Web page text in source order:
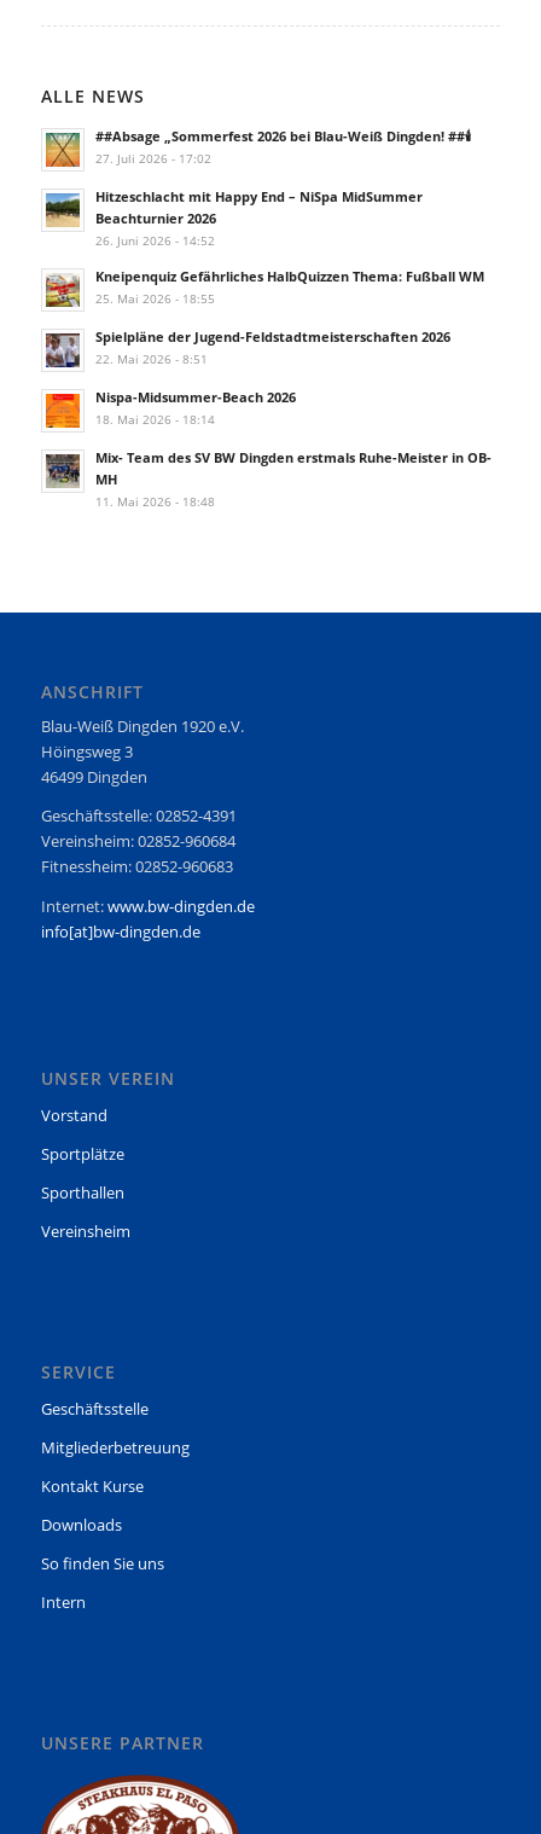
ALLE NEWS
##Absage „Sommerfest 2026 bei Blau-Weiß Dingden! ##🕯️
27. Juli 2026 - 17:02
Hitzeschlacht mit Happy End – NiSpa MidSummer
Beachturnier 2026
26. Juni 2026 - 14:52
Kneipenquiz Gefährliches HalbQuizzen Thema: Fußball WM
25. Mai 2026 - 18:55
Spielpläne der Jugend-Feldstadtmeisterschaften 2026
22. Mai 2026 - 8:51
Nispa-Midsummer-Beach 2026
18. Mai 2026 - 18:14
Mix- Team des SV BW Dingden erstmals Ruhe-Meister in OB-
MH
11. Mai 2026 - 18:48
ANSCHRIFT
Blau-Weiß Dingden 1920 e.V.
Höingsweg 3
46499 Dingden
Geschäftsstelle: 02852-4391
Vereinsheim: 02852-960684
Fitnessheim: 02852-960683
Internet:www.bw-dingden.de
info[at]bw-dingden.de
UNSER VEREIN
Vorstand
Sportplätze
Sporthallen
Vereinsheim
SERVICE
Geschäftsstelle
Mitgliederbetreuung
Kontakt Kurse
Downloads
So finden Sie uns
Intern
UNSERE PARTNER